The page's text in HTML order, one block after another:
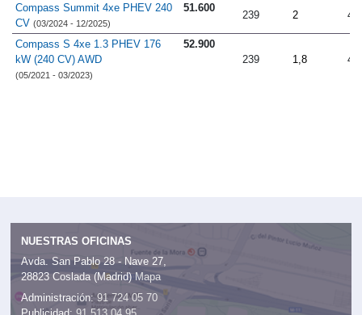
Compass Summit 4xe PHEV 240
CV (03/2024 - 12/2025)
51.600
239 2
Compass S 4xe 1.3 PHEV 176
kW (240 CV) AWD
(05/2021 - 03/2023)
52.900
239
1,8
NUESTRAS OFICINAS
Avda. San Pablo 28 - Nave 27,
28823 Coslada (Madrid) Mapa
Administración: 91 724 05 70